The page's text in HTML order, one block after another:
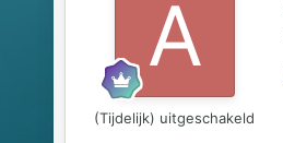
(Tijdelijk) uitgeschakeld